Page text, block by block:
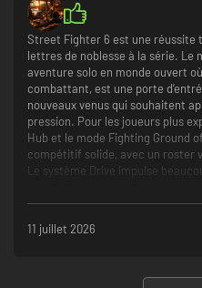
Votre chemin pour devenir un
Pour le côté online, je ne peux me
manque de skill m'empêche de
Création d'un personnage
Le World Tour, une excellente
solo
Le leveling du mode World
coups spéciaux
Le fait que Capcom fasse
cosmétique ou personnage.
Street Fighter 6 est une réussite
lettres de noblesse à la série. Le
aventure solo en monde ouvert
combattant, est une porte
nouveaux venus qui souhaitent
pression. Pour les joueurs plus
Hub et le mode Fighting Ground
compétitif solide, avec un roster
Le système Drive impulse
grâce aux commandes
inputs pour les débutants. La
hip-hop et style urbain, apporte
11 juillet 2026